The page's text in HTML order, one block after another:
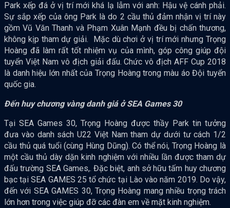
Park xếp đá ở vị trí mới khá lạ lẫm với anh: Hậu vệ cánh phải.
Sự sắp xếp của ông Park là do 2 cầu thủ đảm nhận vị trí này
gồm Vũ Văn Thanh và Phạm Xuân Mạnh đều bị chấn thương,
không kịp tham dự giải. Mặc dù chơi ở vị trí mới nhưng Trọng
Hoàng đã làm rất tốt nhiệm vụ của mình, góp công giúp đội
tuyển Việt Nam vô địch giải đấu. Chức vô địch AFF Cup 2018
là danh hiệu lớn nhất của Trọng Hoàng trong màu áo Đội tuyển
quốc gia.
Đến huy chương vàng danh giá ở SEA Games 30
Tại SEA Games 30, Trọng Hoàng được thầy Park tin tưởng
đưa vào danh sách U22 Việt Nam tham dự dưới tư cách 1/2
cầu thủ quá tuổi (cùng Hùng Dũng). Có thể nói, Trọng Hoàng là
một cầu thủ dày dặn kinh nghiệm với nhiều lần được tham dự
đấu trường SEA Games,. Đặc biệt, anh sở hữu tấm huy chương
bạc tại SEA GAMES 25 tổ chức tại Lào vào năm 2019. Do vậy,
đến với SEA GAMES 30, Trọng Hoàng mang nhiều trọng trách
lớn hơn trong việc giúp đỡ các đàn em về mặt kinh nghiệm.